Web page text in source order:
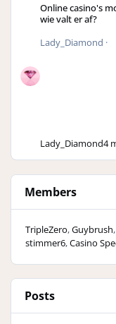
Online casino's
wie valt er af?
Lady_Diamond ·
Lady_Diamond4
Members
TripleZero Guybrush
stimmer6 Casino
Posts